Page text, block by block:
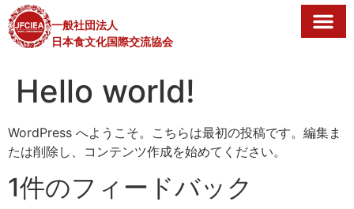
一般社団法人
日本食文化国際交流協会
Hello world!
WordPress へようこそ。こちらは最初の投稿です。編集ま
たは削除し、コンテンツ作成を始めてください。
1件のフィードバック